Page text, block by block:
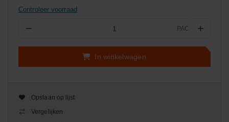
Controleer voorraad
− PAC +
In winkelwagen
Opslaan op lijst
Vergelijken